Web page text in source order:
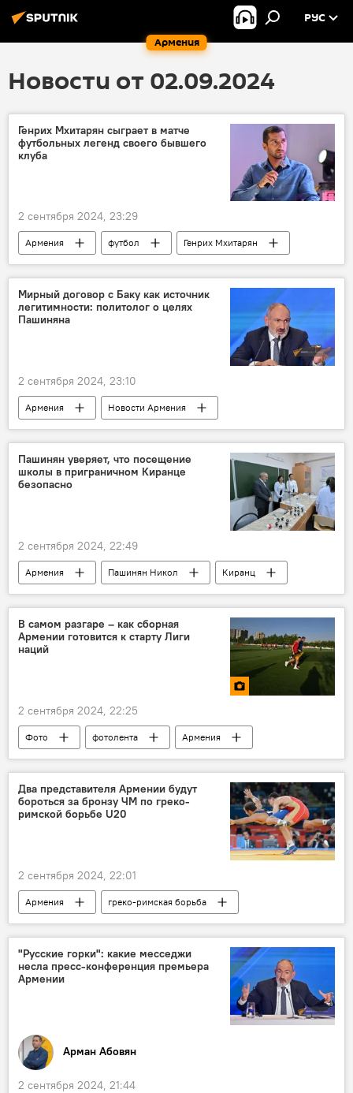
Армения
РУС
Новости от 02.09.2024
Генрих Мхитарян сыграет в матче
футбольных легенд своего бывшего
клуба
2 сентября 2024, 23:29
Армения футбол
Генрих Мхитарян
Спорт
Новости Армения
Мирный договор с Баку как источник
легитимности: политолог о целях
Пашиняна
2 сентября 2024, 23:10
Армения
Новости Армения
Политика
Пашинян Никол
Пашинян уверяет, что посещение
школы в приграничном Киранце
безопасно
2 сентября 2024, 22:49
Армения Пашинян Никол
Киранц
Политика
Новости Армения
В самом разгаре – как сборная
Армении готовится к старту Лиги
наций
2 сентября 2024, 22:25
Фото фотолента
Армения
футбол
сборная
Два представителя Армении будут
бороться за бронзу ЧМ по греко-
римской борьбе U20
2 сентября 2024, 22:01
Армения
греко-римская борьба
Спорт
Чемпионат мира
Новости Армения
"Русские горки": какие месседжи
несла пресс-конференция премьера
Армении
Арман Абовян
2 сентября 2024, 21:44